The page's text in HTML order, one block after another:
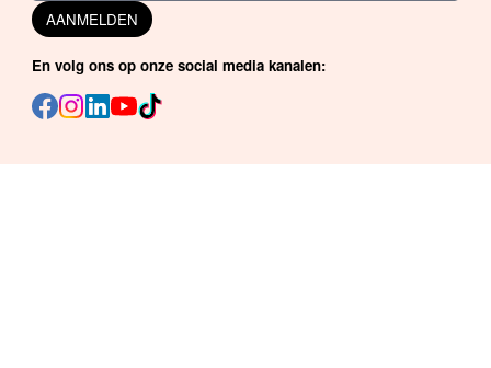
AANMELDEN
En volg ons op onze social media kanalen: